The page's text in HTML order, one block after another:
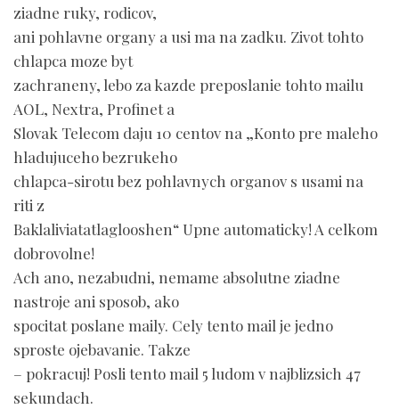
ziadne ruky, rodicov,
ani pohlavne organy a usi ma na zadku. Zivot tohto
chlapca moze byt
zachraneny, lebo za kazde preposlanie tohto mailu
AOL, Nextra, Profinet a
Slovak Telecom daju 10 centov na „Konto pre maleho
hladujuceho bezrukeho
chlapca-sirotu bez pohlavnych organov s usami na
riti z
Baklaliviatatlaglooshen“ Upne automaticky! A celkom
dobrovolne!
Ach ano, nezabudni, nemame absolutne ziadne
nastroje ani sposob, ako
spocitat poslane maily. Cely tento mail je jedno
sproste ojebavanie. Takze
– pokracuj! Posli tento mail 5 ludom v najblizsich 47
sekundach.